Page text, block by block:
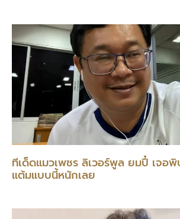
ทีเด็ดแมวเพชร ลิเวอร์พูล ยมปี๋ เจอ
แต้มแบบนี้หนักเลย